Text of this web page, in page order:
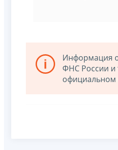
Информация о
ФНС России и
официальном